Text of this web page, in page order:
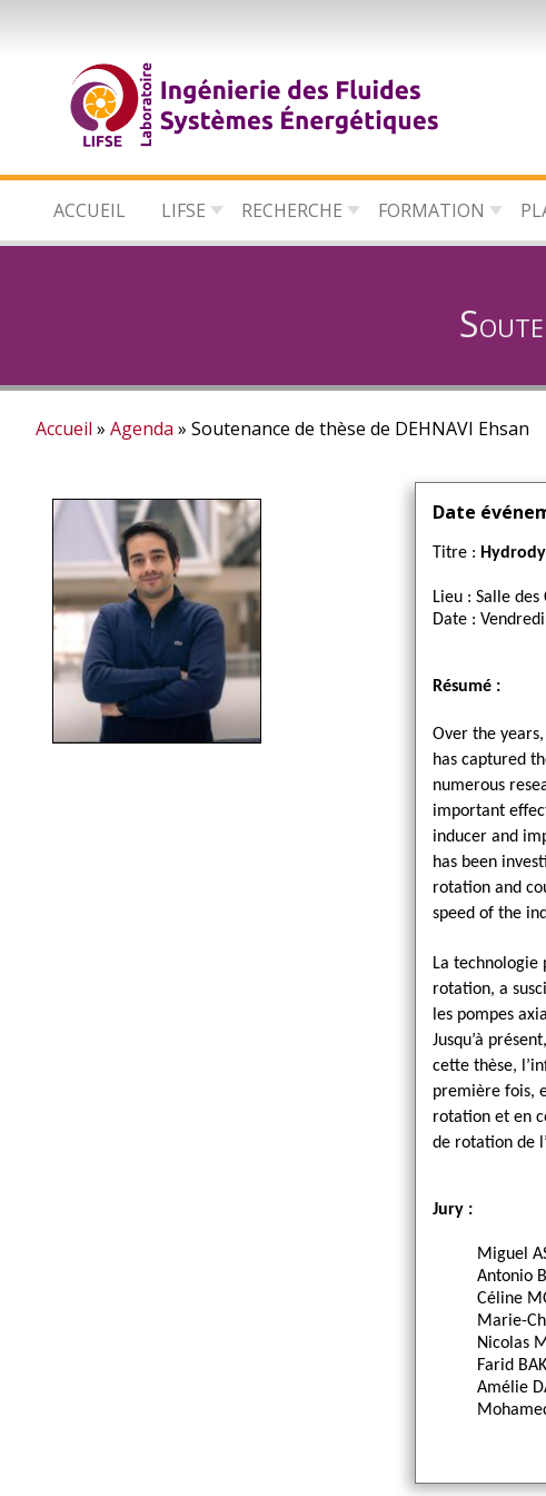
ACCUEIL LIFSE RECHERCHE FORMATION
d'Ariane
Accueil Agenda Soutenance de thèse de DEHNAVI Ehsan
Date
Titre :
Lieu : Salle des
Date :
Résumé :
Over the
has captured
numerous
important
inducer and
has been
rotation and
speed of the
La
rotation, a
les pompes
Jusqu’à
cette thèse,
première fois,
rotation et en
de rotation de
Jury :
Miguel
Antonio
Céline
Marie-
Nicolas
Farid
Amélie